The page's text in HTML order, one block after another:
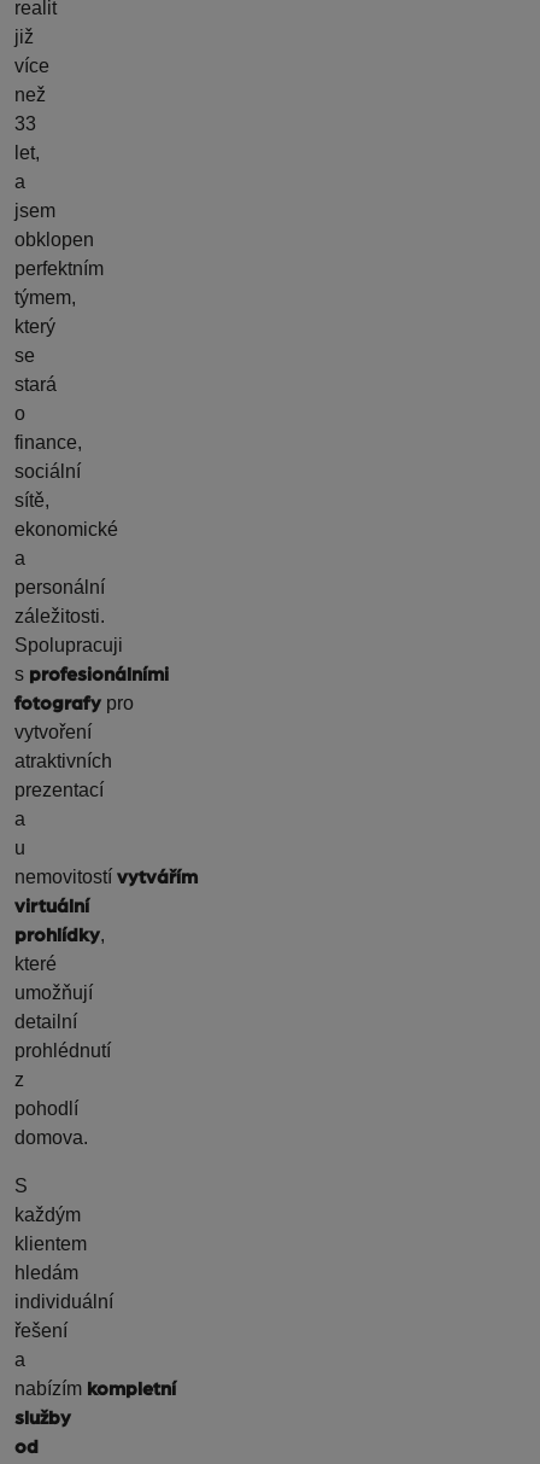
realit
již
více
než
33
let,
a
jsem
obklopen
perfektním
týmem,
který
se
stará
o
finance,
sociální
sítě,
ekonomické
a
personální
záležitosti.
Spolupracuji
s profesionálními
fotografy pro
vytvoření
atraktivních
prezentací
a
u
nemovitostí vytvářím
virtuální
prohlídky,
které
umožňují
detailní
prohlédnutí
z
pohodlí
domova.
S
každým
klientem
hledám
individuální
řešení
a
nabízím kompletní
služby
od